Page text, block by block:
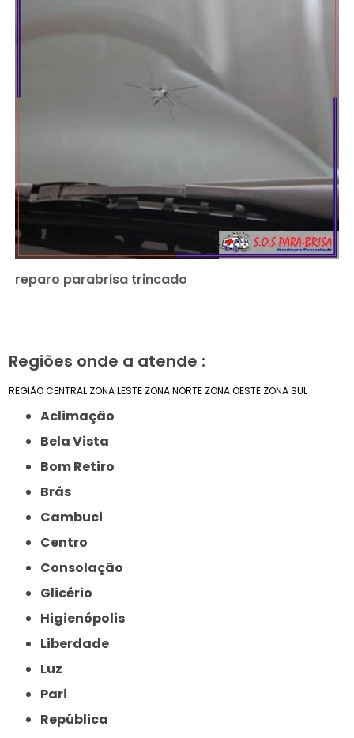
reparo parabrisa trincado
Regiões onde a atende :
REGIÃO CENTRAL ZONA LESTE ZONA NORTE ZONA OESTE ZONA SUL
Aclimação
Bela Vista
Bom Retiro
Brás
Cambuci
Centro
Consolação
Glicério
Higienópolis
Liberdade
Luz
Pari
República